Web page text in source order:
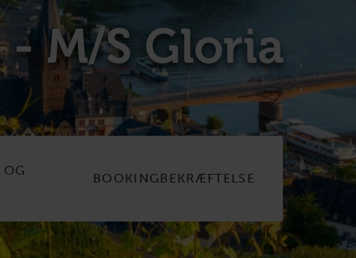
M/S Gloria
BOOKINGBEKRÆFTELSE